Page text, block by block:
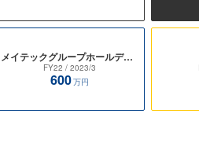
メイテックグループホールディングス
FY22 / 2023/3
600万円